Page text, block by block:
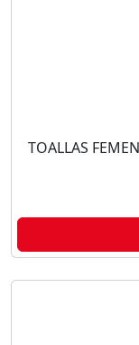
TOALLAS